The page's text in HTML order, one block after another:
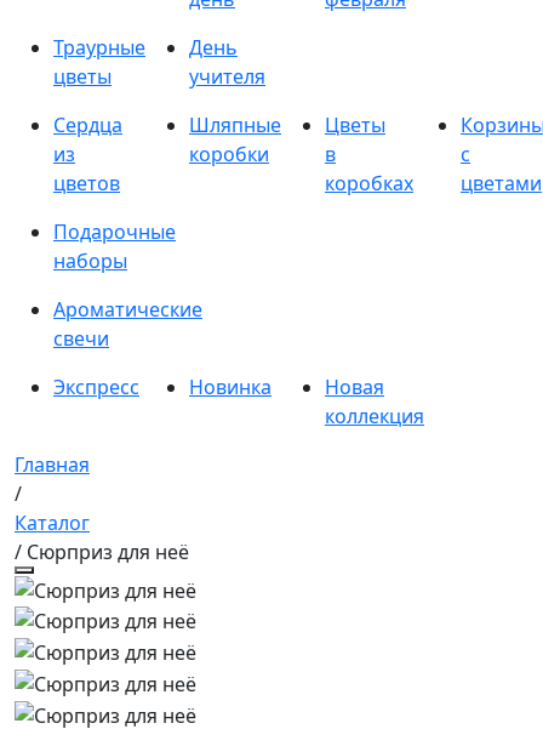
Траурные
цветы
День
учителя
Сердца
из
цветов
Шляпные
коробки
Цветы
в
коробках
с
цветами
Подарочные
наборы
Ароматические
свечи
Экспресс
Новинка
Новая
коллекция
Главная
/
Каталог
/ Сюрприз для неё